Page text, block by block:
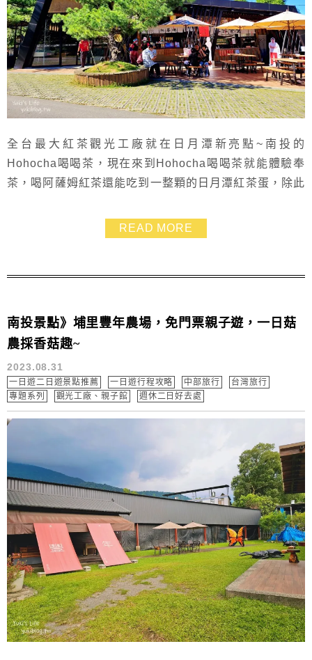
全台最大紅茶觀光工廠就在日月潭新亮點~南投的
Hohocha喝喝茶，現在來到Hohocha喝喝茶就能體驗奉
茶，喝阿薩姆紅茶還能吃到一整顆的日月潭紅茶蛋，除此
熱門 來到Hohocha喝喝茶吃吃喝喝之餘也別忘了透過
「茶葉製作參觀區」及「觀茶天井區」來了解整個製茶過
好去處！不但好拍、好吃又好玩！ ...
READ MORE
南投景點》埔里豐年農場，免門票親子遊，一日菇
農採香菇趣~
2023.08.31
一日遊二日遊景點推薦 一日遊行程攻略 中部旅行
台灣旅行
專題系列
觀光工廠、親子館 週休二日好去處